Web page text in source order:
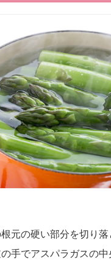
元の硬い部分を切り
手でアスパラガスの